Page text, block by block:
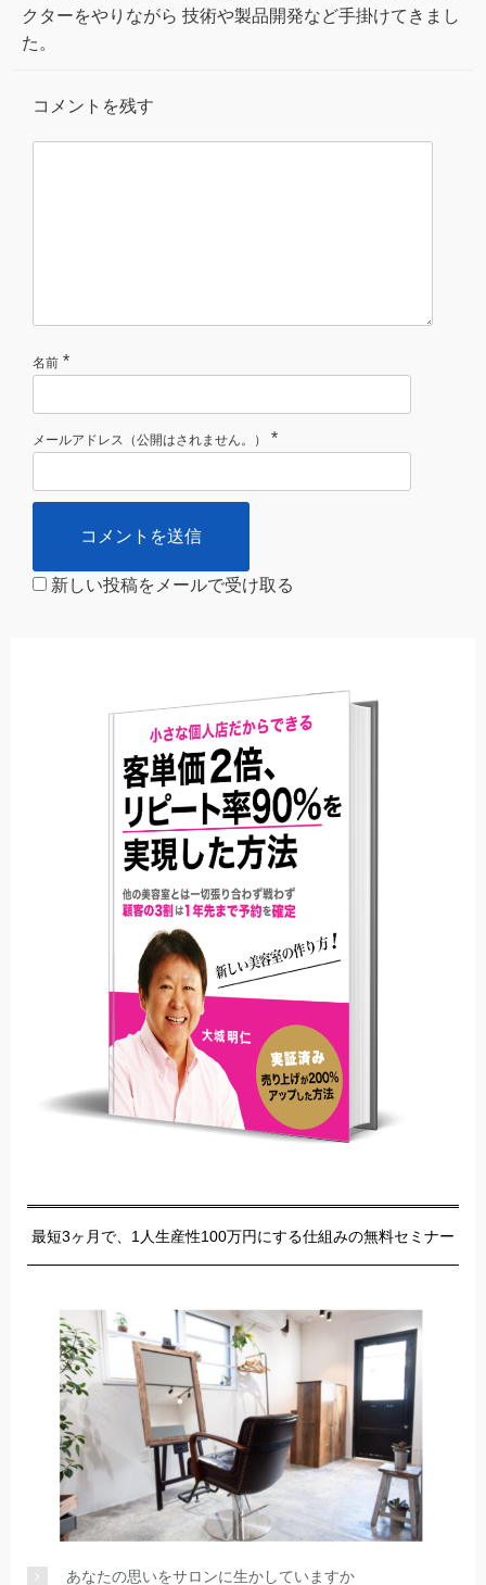
クターをやりながら 技術や製品開発など手掛けてきまし
た。
コメントを残す
名前 *
メールアドレス（公開はされません。） *
新しい投稿をメールで受け取る
最短3ヶ月で、1人生産性100万円にする仕組みの無料セミナー
あなたの思いをサロンに生かしていますか